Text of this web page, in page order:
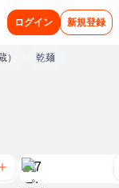
ログイン 新規登録
） 乾麺